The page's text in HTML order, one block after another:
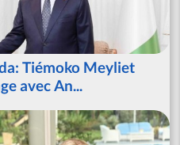
Tiémoko Meyliet
avec An...